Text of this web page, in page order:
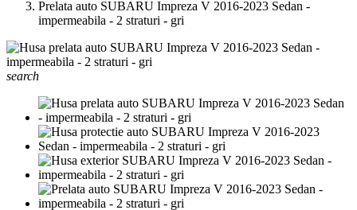
Prelata auto SUBARU Impreza V 2016-2023 Sedan -
impermeabila - 2 straturi - gri
search